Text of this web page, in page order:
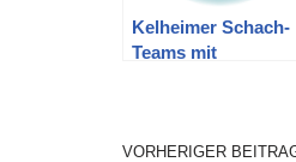
Kelheimer Schach-
Teams mit
VORHERIGER